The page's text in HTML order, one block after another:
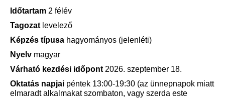
Időtartam 2 félév
Tagozat levelező
Képzés típusa hagyományos (jelenléti)
Nyelv magyar
Várható kezdési időpont 2026. szeptember 18.
Oktatás napjai péntek 13:00-19:30 (az ünnepnapok miatt
elmaradt alkalmakat szombaton, vagy szerda este